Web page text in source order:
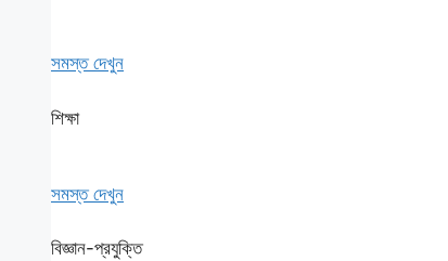
সমস্ত দেখুন
শিক্ষা
সমস্ত দেখুন
বিজ্ঞান-প্রযুক্তি